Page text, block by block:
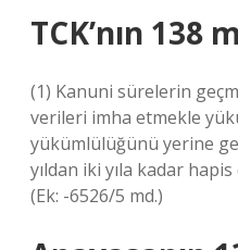
TCK’nın 138
(1) Kanuni sürelerin
verileri imha etmekle
yükümlülüğünü yerine
yıldan iki yıla kadar hapis
(Ek: -6526/5 md.)